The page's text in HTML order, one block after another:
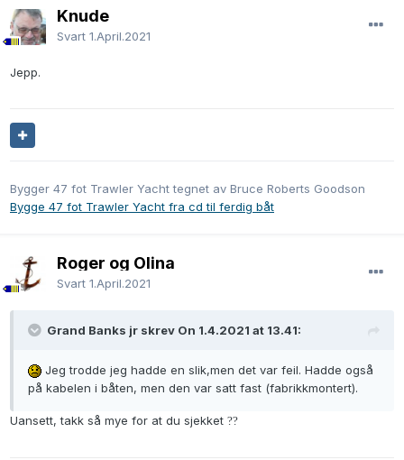
Knude
Svart 1.April.2021
Jepp.
Bygger 47 fot Trawler Yacht tegnet av Bruce Roberts Goodson
Bygge 47 fot Trawler Yacht fra cd til ferdig båt
Roger og Olina
Svart 1.April.2021
Grand Banks jr skrev On 1.4.2021 at 13.41:
Jeg trodde jeg hadde en slik,men det var feil. Hadde også
på kabelen i båten, men den var satt fast (fabrikkmontert).
Uansett, takk så mye for at du sjekket ??